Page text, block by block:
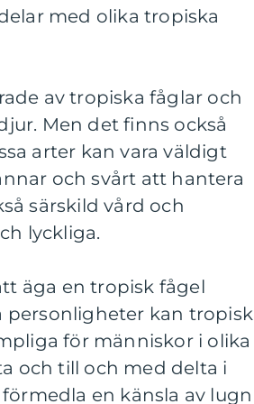
med olika tropiska
av tropiska fåglar och
Men det finns också
arter kan vara väldigt
och svårt att hantera
särskild vård och
lyckliga.
äga en tropisk fågel
personligheter kan
för människor i olika
och till och med delta i
en känsla av lugn